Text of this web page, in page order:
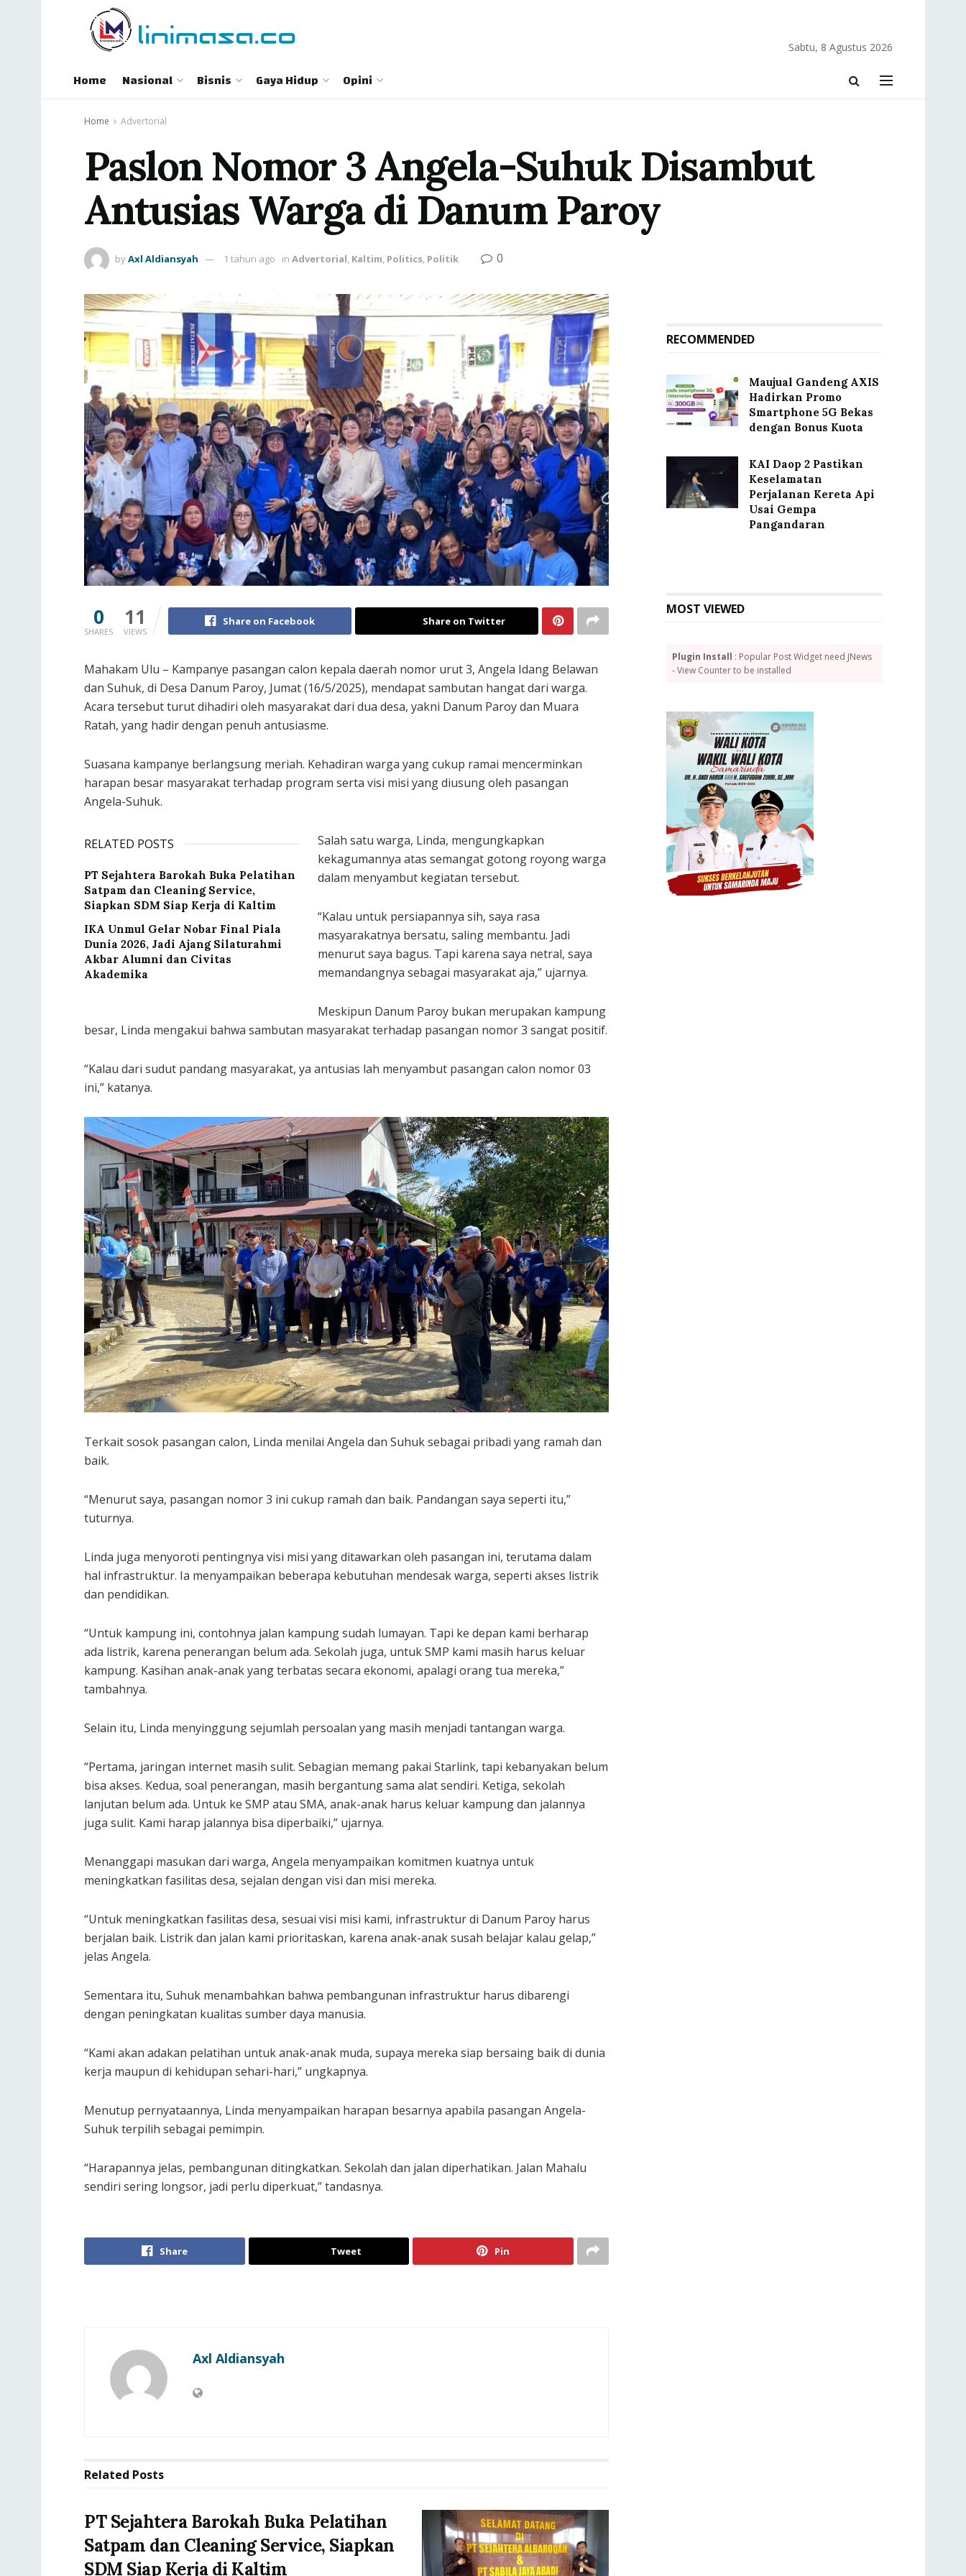
Sabtu, 8 Agustus 2026
Home Nasional Bisnis Gaya Hidup Opini
Home Advertorial
Paslon Nomor 3 Angela-Suhuk Disambut
Antusias Warga di Danum Paroy
byAxl Aldiansyah 1 tahun ago in Advertorial, Kaltim, Politics, Politik 0
0
SHARES
11
VIEWS
Share on Facebook Share on Twitter
Mahakam Ulu – Kampanye pasangan calon kepala daerah nomor urut 3, Angela Idang Belawan
dan Suhuk, di Desa Danum Paroy, Jumat (16/5/2025), mendapat sambutan hangat dari warga.
Acara tersebut turut dihadiri oleh masyarakat dari dua desa, yakni Danum Paroy dan Muara
Ratah, yang hadir dengan penuh antusiasme.
Suasana kampanye berlangsung meriah. Kehadiran warga yang cukup ramai mencerminkan
harapan besar masyarakat terhadap program serta visi misi yang diusung oleh pasangan
Angela-Suhuk.
RELATED POSTS
PT Sejahtera Barokah Buka Pelatihan
Satpam dan Cleaning Service,
Siapkan SDM Siap Kerja di Kaltim
IKA Unmul Gelar Nobar Final Piala
Dunia 2026, Jadi Ajang Silaturahmi
Akbar Alumni dan Civitas
Akademika
Salah satu warga, Linda, mengungkapkan
kekagumannya atas semangat gotong royong warga
dalam menyambut kegiatan tersebut.
“Kalau untuk persiapannya sih, saya rasa
masyarakatnya bersatu, saling membantu. Jadi
menurut saya bagus. Tapi karena saya netral, saya
memandangnya sebagai masyarakat aja,” ujarnya.
Meskipun Danum Paroy bukan merupakan kampung
besar, Linda mengakui bahwa sambutan masyarakat terhadap pasangan nomor 3 sangat positif.
“Kalau dari sudut pandang masyarakat, ya antusias lah menyambut pasangan calon nomor 03
ini,” katanya.
Terkait sosok pasangan calon, Linda menilai Angela dan Suhuk sebagai pribadi yang ramah dan
baik.
“Menurut saya, pasangan nomor 3 ini cukup ramah dan baik. Pandangan saya seperti itu,”
tuturnya.
Linda juga menyoroti pentingnya visi misi yang ditawarkan oleh pasangan ini, terutama dalam
hal infrastruktur. Ia menyampaikan beberapa kebutuhan mendesak warga, seperti akses listrik
dan pendidikan.
“Untuk kampung ini, contohnya jalan kampung sudah lumayan. Tapi ke depan kami berharap
ada listrik, karena penerangan belum ada. Sekolah juga, untuk SMP kami masih harus keluar
kampung. Kasihan anak-anak yang terbatas secara ekonomi, apalagi orang tua mereka,”
tambahnya.
Selain itu, Linda menyinggung sejumlah persoalan yang masih menjadi tantangan warga.
“Pertama, jaringan internet masih sulit. Sebagian memang pakai Starlink, tapi kebanyakan belum
bisa akses. Kedua, soal penerangan, masih bergantung sama alat sendiri. Ketiga, sekolah
lanjutan belum ada. Untuk ke SMP atau SMA, anak-anak harus keluar kampung dan jalannya
juga sulit. Kami harap jalannya bisa diperbaiki,” ujarnya.
Menanggapi masukan dari warga, Angela menyampaikan komitmen kuatnya untuk
meningkatkan fasilitas desa, sejalan dengan visi dan misi mereka.
“Untuk meningkatkan fasilitas desa, sesuai visi misi kami, infrastruktur di Danum Paroy harus
berjalan baik. Listrik dan jalan kami prioritaskan, karena anak-anak susah belajar kalau gelap,”
jelas Angela.
Sementara itu, Suhuk menambahkan bahwa pembangunan infrastruktur harus dibarengi
dengan peningkatan kualitas sumber daya manusia.
“Kami akan adakan pelatihan untuk anak-anak muda, supaya mereka siap bersaing baik di dunia
kerja maupun di kehidupan sehari-hari,” ungkapnya.
Menutup pernyataannya, Linda menyampaikan harapan besarnya apabila pasangan Angela-
Suhuk terpilih sebagai pemimpin.
“Harapannya jelas, pembangunan ditingkatkan. Sekolah dan jalan diperhatikan. Jalan Mahalu
sendiri sering longsor, jadi perlu diperkuat,” tandasnya.
Share Tweet Pin
Axl Aldiansyah
Related Posts
PT Sejahtera Barokah Buka Pelatihan
Satpam dan Cleaning Service, Siapkan
SDM Siap Kerja di Kaltim
RECOMMENDED
Maujual Gandeng AXIS
Hadirkan Promo
Smartphone 5G Bekas
dengan Bonus Kuota
KAI Daop 2 Pastikan
Keselamatan
Perjalanan Kereta Api
Usai Gempa
Pangandaran
MOST VIEWED
Plugin Install : Popular Post Widget need JNews
- View Counter to be installed